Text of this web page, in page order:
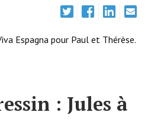
Espagna pour Paul et Thérèse.
: Jules à